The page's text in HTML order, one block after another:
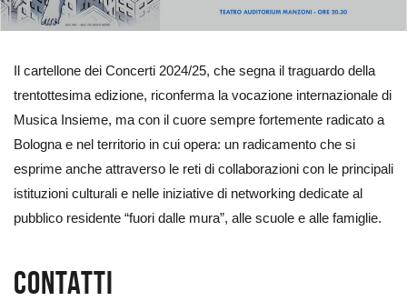
Il cartellone dei Concerti 2024/25, che segna il traguardo della
trentottesima edizione, riconferma la vocazione internazionale di
Musica Insieme, ma con il cuore sempre fortemente radicato a
Bologna e nel territorio in cui opera: un radicamento che si
esprime anche attraverso le reti di collaborazioni con le principali
istituzioni culturali e nelle iniziative di networking dedicate al
pubblico residente “fuori dalle mura”, alle scuole e alle famiglie.
Contatti